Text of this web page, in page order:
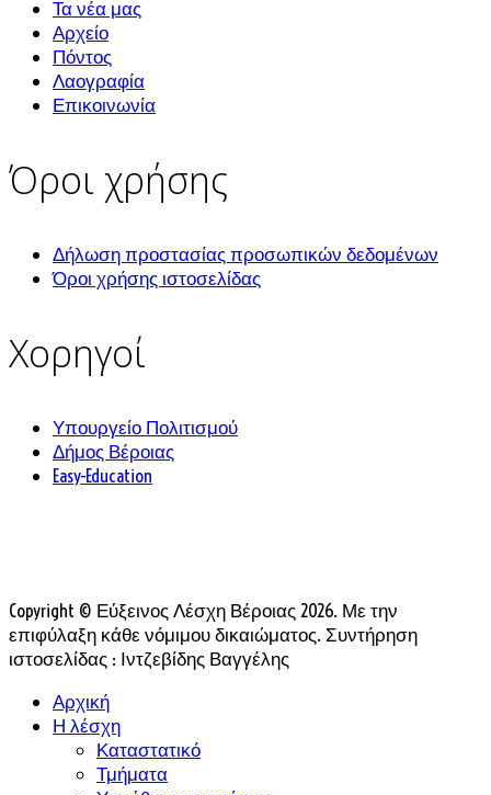
Τα νέα μας
Αρχείο
Πόντος
Λαογραφία
Επικοινωνία
Όροι χρήσης
Δήλωση προστασίας προσωπικών δεδομένων
Όροι χρήσης ιστοσελίδας
Χορηγοί
Υπουργείο Πολιτισμού
Δήμος Βέροιας
Easy-Education
Copyright © Εύξεινος Λέσχη Βέροιας 2026. Με την
επιφύλαξη κάθε νόμιμου δικαιώματος. Συντήρηση
ιστοσελίδας : Ιντζεβίδης Βαγγέλης
Αρχική
Η λέσχη
Καταστατικό
Τμήματα